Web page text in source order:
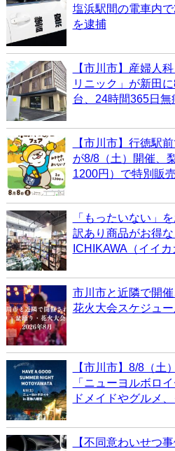
塩浜駅間の電車内
を逮捕
【市川市】産婦人
リニック」が新田
台、24時間365日無
【市川市】行徳駅
が8/8（土）開催、
1200円）で特別販売
「もったいない」
訳あり商品がお得
ICHIKAWA（イイ
市川市と近隣で開
花火大会スケジュ
【市川市】8/8（土
「ニューヨルボロ
ドメイドやグルメ
【不同意わいせつ